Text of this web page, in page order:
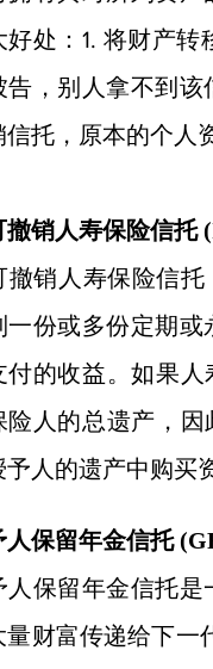
好处：1. 将财产
告，别人拿不到
信托，原本的个人
撤销人寿保险信托
撤销人寿保险信
一份或多份定期
付的收益。如果
险人的总遗产，
予人的遗产中购买
人保留年金信托
人保留年金信托是
量财富传递给下一